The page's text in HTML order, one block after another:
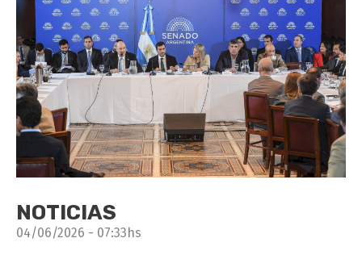
NOTICIAS
04/06/2026 - 07:33hs